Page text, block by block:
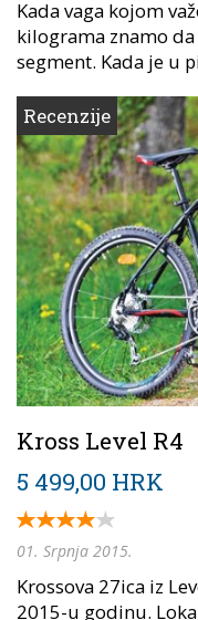
Kada vaga kojom
kilograma znamo
segment. Kada je u
Recenzije
Kross Level R4
5 499,00 HRK
01. Srpnja 2015.
Krossova 27ica iz
2015-u godinu.